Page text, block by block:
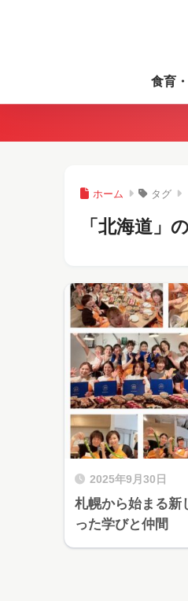
食育
ホーム タグ
「北海道」
2025年9月30日
札幌から始まる
った学びと仲間